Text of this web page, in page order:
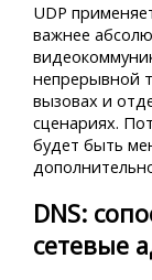
UDP
важнее
непрерывной
вызовах и
сценариях.
будет быть
DNS:
сетевые